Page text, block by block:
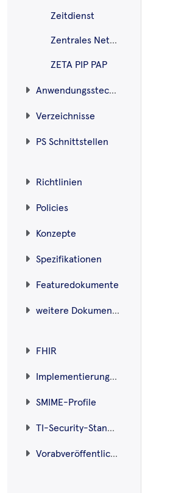
Zeitdienst
Zentrales Netz der TI
ZETA PIP PAP
Anwendungssteckbriefe
Verzeichnisse
PS Schnittstellen
Richtlinien
Policies
Konzepte
Spezifikationen
Featuredokumente
weitere Dokumente
FHIR
Implementierungsleitfäden
SMIME-Profile
TI-Security-Standard
Vorabveröffentlichungen